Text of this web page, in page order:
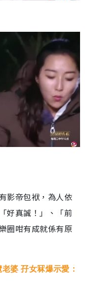
影帝包袱，為人依
好真誠！」、「前
圈咁有成就係有原
婆 孖女冧爆示愛：